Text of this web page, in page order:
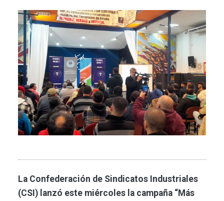
Imagen
La Confederación de Sindicatos Industriales
(CSI) lanzó este miércoles la campaña “Más